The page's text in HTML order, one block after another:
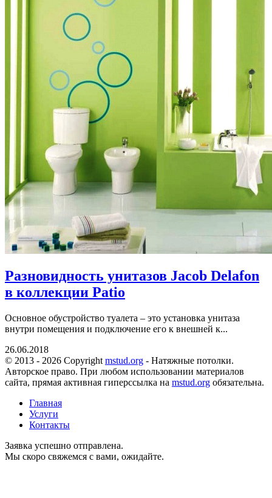
Разновидность унитазов Jacob Delafon
в коллекции Patio
Основное обустройство туалета – это установка унитаза
внутри помещения и подключение его к внешней к...
26.06.2018
© 2013 - 2026 Copyright mstud.org - Натяжные потолки.
Авторское право. При любом использовании материалов
сайта, прямая активная гиперссылка на mstud.org обязательна.
Главная
Услуги
Контакты
Заявка успешно отправлена.
Мы скоро свяжемся с вами, ожидайте.